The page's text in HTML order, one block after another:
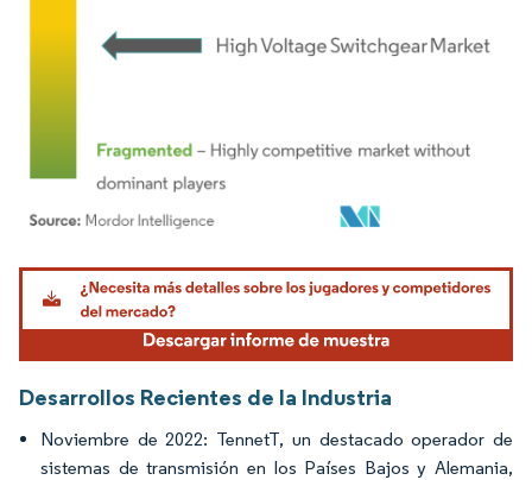
Imagen © Mordor Intelligence. El uso requiere atribución según CC BY 4.0.
Desarrollos Recientes de la Industria
Noviembre de 2022: TennetT, un destacado operador de
sistemas de transmisión en los Países Bajos y Alemania,